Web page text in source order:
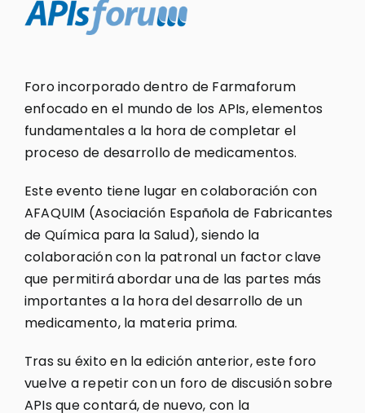
Foro incorporado dentro de Farmaforum
enfocado en el mundo de los APIs, elementos
fundamentales a la hora de completar el
proceso de desarrollo de medicamentos.
Este evento tiene lugar en colaboración con
AFAQUIM (Asociación Española de Fabricantes
de Química para la Salud), siendo la
colaboración con la patronal un factor clave
que permitirá abordar una de las partes más
importantes a la hora del desarrollo de un
medicamento, la materia prima.
Tras su éxito en la edición anterior, este foro
vuelve a repetir con un foro de discusión sobre
APIs que contará, de nuevo, con la